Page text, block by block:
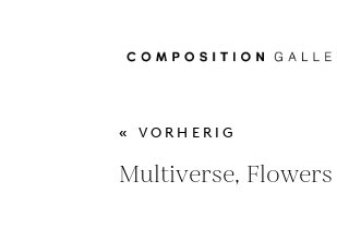
« VORHERIG
Multiverse, Flowers